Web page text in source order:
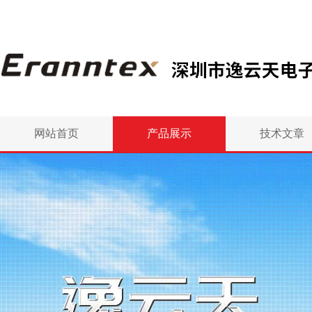
网站首页 产品展示 技术文章